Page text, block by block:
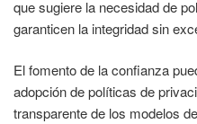
que sugiere la necesidad de
garanticen la integridad sin
El fomento de la confianza
adopción de políticas de
transparente de los modelos